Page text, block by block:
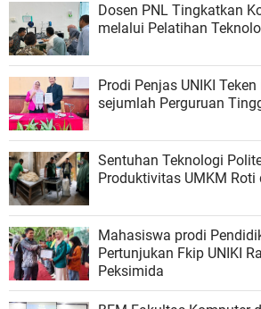
Dosen PNL Tingkatkan
melalui Pelatihan
Prodi Penjas UNIKI
sejumlah Perguruan
Sentuhan Teknologi
Produktivitas UMKM Roti
Mahasiswa prodi
Pertunjukan Fkip UNIKI
Peksimida